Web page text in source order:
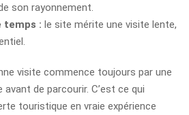
son rayonnement.
temps : le site mérite une visite lente,
visite commence toujours par une
de parcourir. C’est ce qui
touristique en vraie expérience